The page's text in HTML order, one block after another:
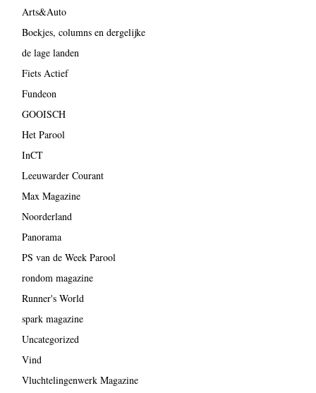
Arts&Auto
Boekjes, columns en dergelijke
de lage landen
Fiets Actief
Fundeon
GOOISCH
Het Parool
InCT
Leeuwarder Courant
Max Magazine
Noorderland
Panorama
PS van de Week Parool
rondom magazine
Runner's World
spark magazine
Uncategorized
Vind
Vluchtelingenwerk Magazine